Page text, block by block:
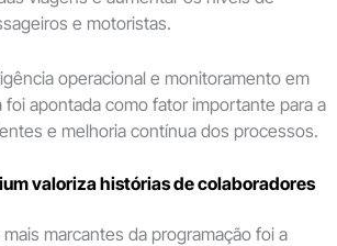
e motoristas.
operacional e monitoramento em
apontada como fator importante para a
e melhoria contínua dos processos.
valoriza histórias de colaboradores
marcantes da programação foi a